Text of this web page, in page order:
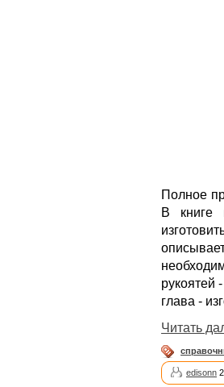
Полное
В книге
рукоятей
глава -
Читать
edisonn